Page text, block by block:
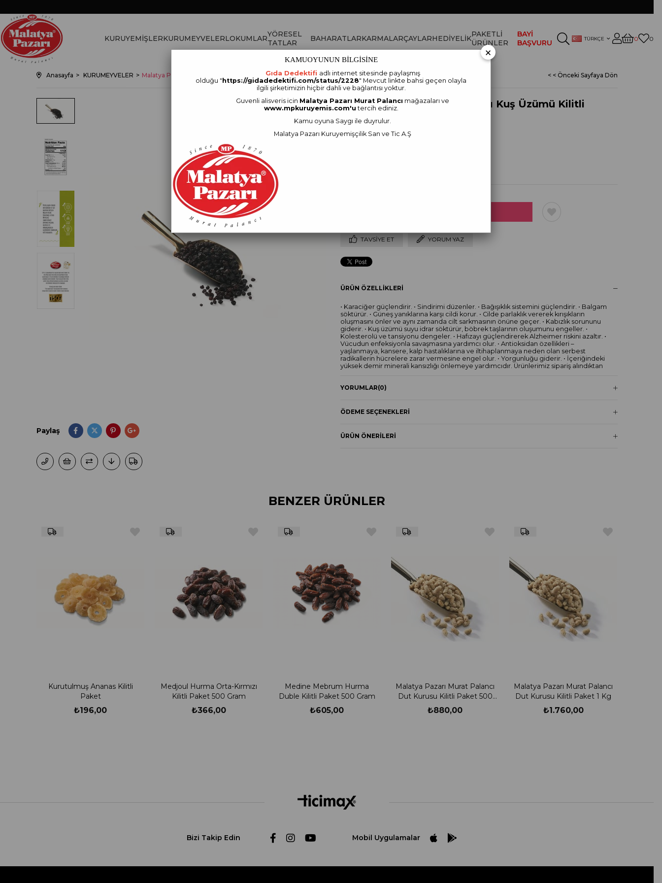
KURUYEMİŞLERKURUMEYVELERLOKUMLARYÖRESEL
TATLAR
BAHARATLARKARMALARÇAYLARHEDİYELİKPAKETLİ
ÜRÜNLER
BAYİ
BAŞVURU
TÜRKÇE 0 0
Anasayfa KURUMEYVELER Malatya Pazarı Murat Palancı Kuş Üzümü Kilitli Paket 1 Kg < < Önceki Sayfaya Dön
Paylaş
Malatya Pazarı Murat Palancı Kuş Üzümü Kilitli
Paket 1 Kg
(8690985208441)
Stok Kodu
TAVSIYE ET YORUM YAZ
ÜRÜN ÖZELLIKLERI
• Karaciğer güçlendirir. • Sindirimi düzenler. • Bağışıklık sistemini güçlendirir. • Balgam
söktürür. • Güneş yanıklarına karşı cildi korur. • Cilde parlaklık vererek kırışıkların
oluşmasını önler ve aynı zamanda cilt sarkmasının önüne geçer. • Kabızlık sorununu
giderir. • Kuş üzümü suyu idrar söktürür, böbrek taşlarının oluşumunu engeller. •
Kolesterolü ve tansiyonu dengeler. • Hafızayı güçlendirerek Alzheimer riskini azaltır. •
Vücudun enfeksiyonla savaşmasına yardımcı olur. • Antioksidan özellikleri –
yaşlanmaya, kansere, kalp hastalıklarına ve iltihaplanmaya neden olan serbest
radikallerin hücrelere zarar vermesine engel olur. • Yorgunluğu giderir. • İçeriğindeki
yüksek demir minerali kansızlığı önlemeye yardımcıdır. Ürünlerimiz sipariş alındıktan
YORUMLAR(0)
ÖDEME SEÇENEKLERI
ÜRÜN ÖNERILERI
BENZER ÜRÜNLER
Kurutulmuş Ananas Kilitli
Paket
₺196,00
Medjoul Hurma Orta-Kırmızı
Kilitli Paket 500 Gram
₺366,00
Medine Mebrum Hurma
Duble Kilitli Paket 500 Gram
₺605,00
Malatya Pazarı Murat Palancı
Dut Kurusu Kilitli Paket 500
Gram
₺880,00
Malatya Pazarı Murat Palancı
Dut Kurusu Kilitli Paket 1 Kg
₺1.760,00
Bizi Takip Edin Mobil Uygulamalar
×
KAMUOYUNUN BİLGİSİNE
Gıda Dedektifi adlı internet sitesinde paylaşmış
olduğu " https://gidadedektifi.com/status/2228" Mevcut linkte bahsi geçen olayla
ilgili şirketimizin hiçbir dahli ve bağlantısı yoktur.
Guvenli alisveris icin Malatya Pazarı Murat Palancı mağazaları ve
www.mpkuruyemis.com'u tercih ediniz.
Kamu oyuna Saygı ile duyrulur.
Malatya Pazarı Kuruyemişçilik San ve Tic A.Ş